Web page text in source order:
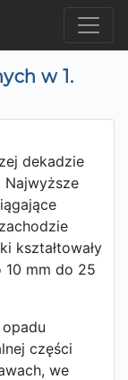
w 1.
dekadzie
Najwyższe
kształtowały
10 mm do 25
części
we